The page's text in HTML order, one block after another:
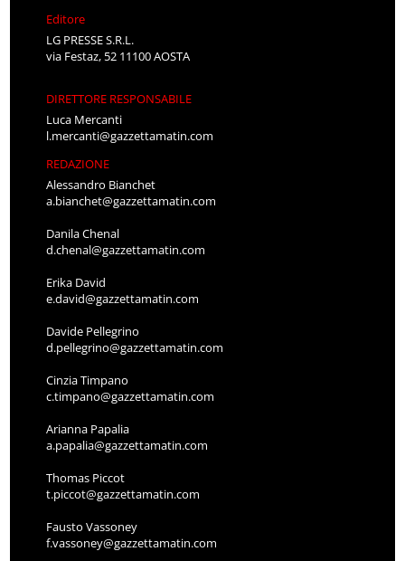
Editore
LG PRESSE S.R.L.
via Festaz, 52 11100 AOSTA
DIRETTORE RESPONSABILE
Luca Mercanti
l.mercanti@gazzettamatin.com
REDAZIONE
Alessandro Bianchet
a.bianchet@gazzettamatin.com
Danila Chenal
d.chenal@gazzettamatin.com
Erika David
e.david@gazzettamatin.com
Davide Pellegrino
d.pellegrino@gazzettamatin.com
Cinzia Timpano
c.timpano@gazzettamatin.com
Arianna Papalia
a.papalia@gazzettamatin.com
Thomas Piccot
t.piccot@gazzettamatin.com
Fausto Vassoney
f.vassoney@gazzettamatin.com